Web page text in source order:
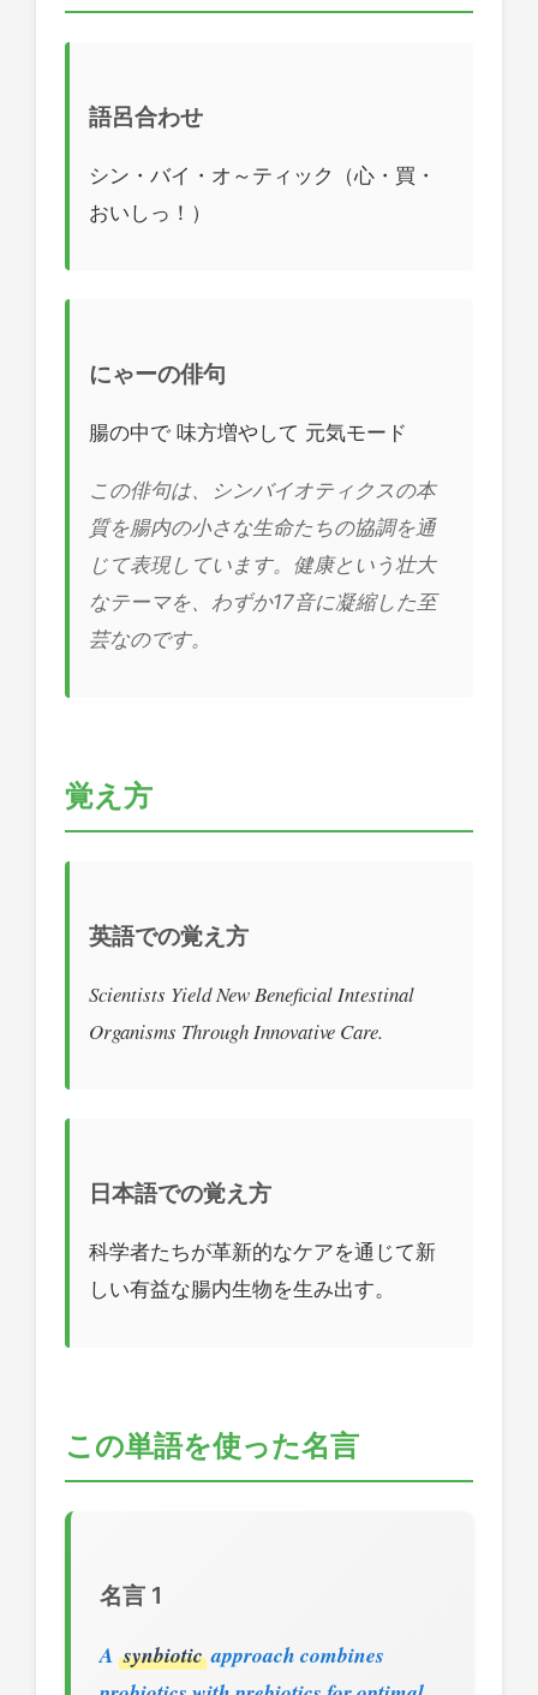
語呂合わせ
シン・バイ・オ～ティック（心・買・
おいしっ！）
にゃーの俳句
腸の中で 味方増やして 元気モード
この俳句は、シンバイオティクスの本
質を腸内の小さな生命たちの協調を通
じて表現しています。健康という壮大
なテーマを、わずか17音に凝縮した至
芸なのです。
覚え方
英語での覚え方
Scientists Yield New Beneficial Intestinal
Organisms Through Innovative Care.
日本語での覚え方
科学者たちが革新的なケアを通じて新
しい有益な腸内生物を生み出す。
この単語を使った名言
名言 1
A synbiotic approach combines